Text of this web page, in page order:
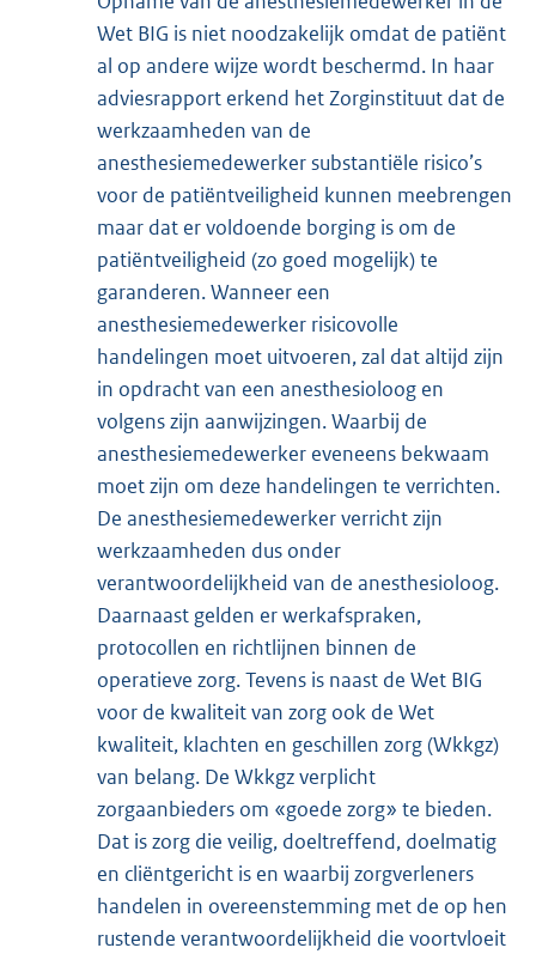
Wet BIG is niet noodzakelijk omdat de patiënt
al op andere wijze wordt beschermd. In haar
adviesrapport erkend het Zorginstituut dat de
werkzaamheden van de
anesthesiemedewerker substantiële risico’s
voor de patiëntveiligheid kunnen meebrengen
maar dat er voldoende borging is om de
patiëntveiligheid (zo goed mogelijk) te
garanderen. Wanneer een
anesthesiemedewerker risicovolle
handelingen moet uitvoeren, zal dat altijd zijn
in opdracht van een anesthesioloog en
volgens zijn aanwijzingen. Waarbij de
anesthesiemedewerker eveneens bekwaam
moet zijn om deze handelingen te verrichten.
De anesthesiemedewerker verricht zijn
werkzaamheden dus onder
verantwoordelijkheid van de anesthesioloog.
Daarnaast gelden er werkafspraken,
protocollen en richtlijnen binnen de
operatieve zorg. Tevens is naast de Wet BIG
voor de kwaliteit van zorg ook de Wet
kwaliteit, klachten en geschillen zorg (Wkkgz)
van belang. De Wkkgz verplicht
zorgaanbieders om «goede zorg» te bieden.
Dat is zorg die veilig, doeltreffend, doelmatig
en cliëntgericht is en waarbij zorgverleners
handelen in overeenstemming met de op hen
rustende verantwoordelijkheid die voortvloeit